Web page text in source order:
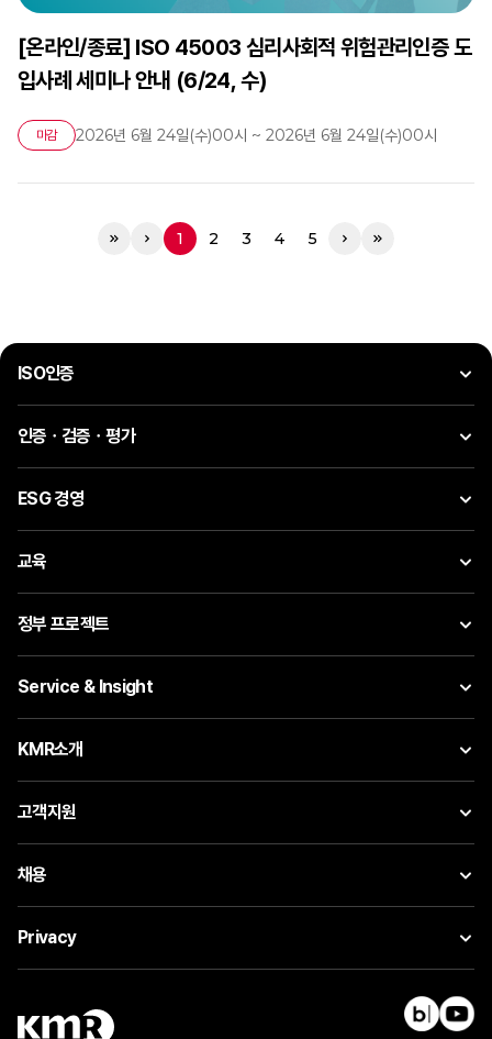
[온라인/종료] ISO 45003 심리사회적 위험관리인증 도
입사례 세미나 안내 (6/24, 수)
마감 2026년 6월 24일(수)00시 ~ 2026년 6월 24일(수)00시
1 2 3 4 5
ISO인증
인증ㆍ검증ㆍ평가
ESG 경영
교육
정부 프로젝트
Service & Insight
KMR소개
고객지원
채용
Privacy